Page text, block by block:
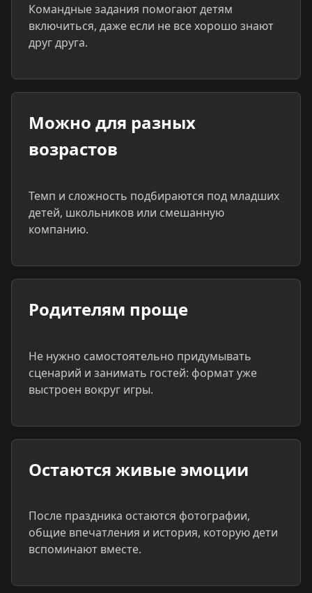
Командные задания помогают детям
включиться, даже если не все хорошо знают
друг друга.
Можно для разных
возрастов
Темп и сложность подбираются под младших
детей, школьников или смешанную
компанию.
Родителям проще
Не нужно самостоятельно придумывать
сценарий и занимать гостей: формат уже
выстроен вокруг игры.
Остаются живые эмоции
После праздника остаются фотографии,
общие впечатления и история, которую дети
вспоминают вместе.